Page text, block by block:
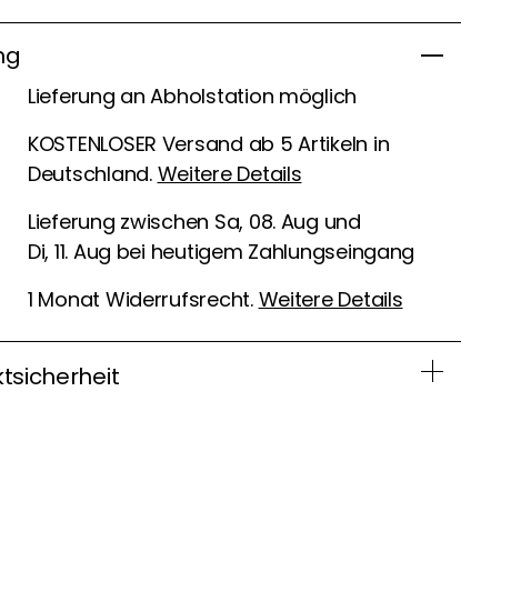
Lieferung an Abholstation möglich
KOSTENLOSER Versand ab 5 Artikeln in
Deutschland. Weitere Details
Lieferung zwischen Sa, 08. Aug und
Di, 11. Aug bei heutigem Zahlungseingang
1 Monat Widerrufsrecht. Weitere Details